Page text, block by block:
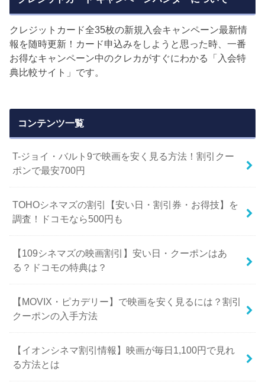
クレジットカード全35枚の新規入会キャンペーン最新情
報を随時更新！カード申込みをしようと思った時、一番
お得なキャンペーン中のクレカがすぐにわかる「入会特
典比較サイト」です。
コンテンツ一覧
T-ジョイ・バルト9で映画を安く見る方法！割引クー
ポンで最安700円
TOHOシネマズの割引【安い日・割引券・お得技】を
調査！ドコモなら500円も
【109シネマズの映画割引】安い日・クーポンはあ
る？ドコモの特典は？
【MOVIX・ピカデリー】で映画を安く見るには？割引
クーポンの入手方法
【イオンシネマ割引情報】映画が毎日1,100円で見れ
る方法とは